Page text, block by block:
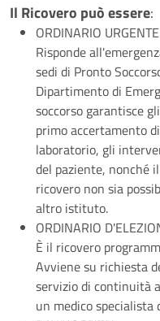
Il Ricovero può essere:
ORDINARIO URGENTE
Risponde
sedi di Pronto
Dipartimento di
soccorso garantisce
primo accertamento
laboratorio, gli
del paziente, nonché
ricovero non sia
altro istituto.
ORDINARIO
È il ricovero
Avviene su richiesta
servizio di continuità
un medico